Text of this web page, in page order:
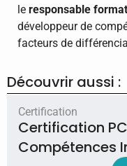
Découvrir aussi :
Certification
Certification
Compétences
le responsable
développeur de
facteurs de